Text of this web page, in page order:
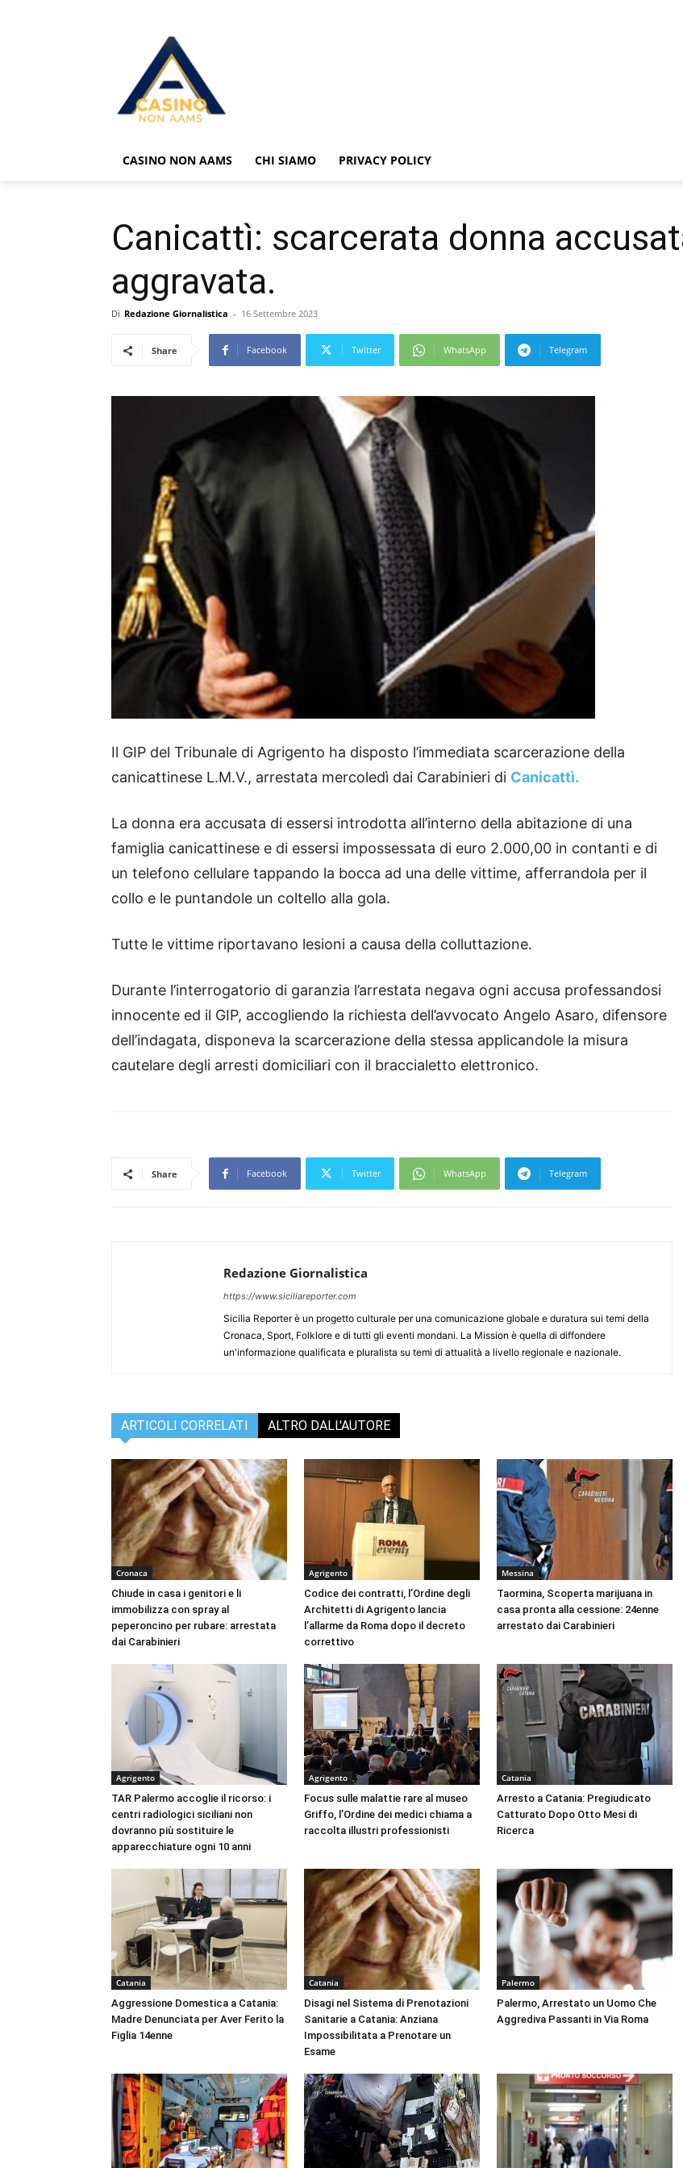
CASINO NON AAMS CHI SIAMO PRIVACY POLICY
Canicattì: scarcerata donna
aggravata.
Di Redazione Giornalistica - 16 Settembre 2023
Share Facebook Twitter WhatsApp Telegram
Il GIP del Tribunale di Agrigento ha disposto l’immediata scarcerazione della
canicattinese L.M.V., arrestata mercoledì dai Carabinieri di Canicattì.
La donna era accusata di essersi introdotta all’interno della abitazione di una
famiglia canicattinese e di essersi impossessata di euro 2.000,00 in contanti e di
un telefono cellulare tappando la bocca ad una delle vittime, afferrandola per il
collo e le puntandole un coltello alla gola.
Tutte le vittime riportavano lesioni a causa della colluttazione.
Durante l’interrogatorio di garanzia l’arrestata negava ogni accusa professandosi
innocente ed il GIP, accogliendo la richiesta dell’avvocato Angelo Asaro, difensore
dell’indagata, disponeva la scarcerazione della stessa applicandole la misura
cautelare degli arresti domiciliari con il braccialetto elettronico.
Share Facebook Twitter WhatsApp Telegram
Redazione Giornalistica
https://www.siciliareporter.com
Sicilia Reporter è un progetto culturale per una comunicazione globale e duratura sui temi della
Cronaca, Sport, Folklore e di tutti gli eventi mondani. La Mission è quella di diffondere
un'informazione qualificata e pluralista su temi di attualità a livello regionale e nazionale.
ARTICOLI CORRELATI ALTRO DALL'AUTORE
Cronaca
Chiude in casa i genitori e li
immobilizza con spray al
peperoncino per rubare: arrestata
dai Carabinieri
Agrigento
Codice dei contratti, l’Ordine degli
Architetti di Agrigento lancia
l’allarme da Roma dopo il decreto
correttivo
Messina
Taormina, Scoperta marijuana in
casa pronta alla cessione: 24enne
arrestato dai Carabinieri
Agrigento
TAR Palermo accoglie il ricorso: i
centri radiologici siciliani non
dovranno più sostituire le
apparecchiature ogni 10 anni
Agrigento
Focus sulle malattie rare al museo
Griffo, l’Ordine dei medici chiama a
raccolta illustri professionisti
Catania
Arresto a Catania: Pregiudicato
Catturato Dopo Otto Mesi di
Ricerca
Catania
Aggressione Domestica a Catania:
Madre Denunciata per Aver Ferito la
Figlia 14enne
Catania
Disagi nel Sistema di Prenotazioni
Sanitarie a Catania: Anziana
Impossibilitata a Prenotare un
Esame
Palermo
Palermo, Arrestato un Uomo Che
Aggrediva Passanti in Via Roma